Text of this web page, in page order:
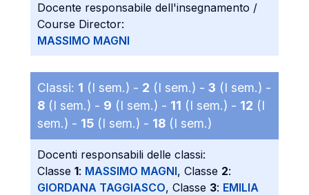
Docente responsabile dell'insegnamento /
Course Director:
MASSIMO MAGNI
Classi: 1 (I sem.) - 2 (I sem.) - 3 (I sem.) -
8 (I sem.) - 9 (I sem.) - 11 (I sem.) - 12 (I
sem.) - 15 (I sem.) - 18 (I sem.)
Docenti responsabili delle classi:
Classe 1: MASSIMO MAGNI, Classe 2:
GIORDANA TAGGIASCO, Classe 3: EMILIA